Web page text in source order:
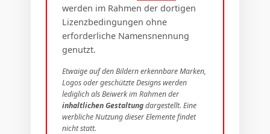
werden im Rahmen der dortigen
Lizenzbedingungen ohne
erforderliche Namensnennung
genutzt.
Etwaige auf den Bildern erkennbare Marken,
Logos oder geschützte Designs werden
lediglich als Beiwerk im Rahmen der
inhaltlichen Gestaltungdargestellt. Eine
werbliche Nutzung dieser Elemente findet
nicht statt.